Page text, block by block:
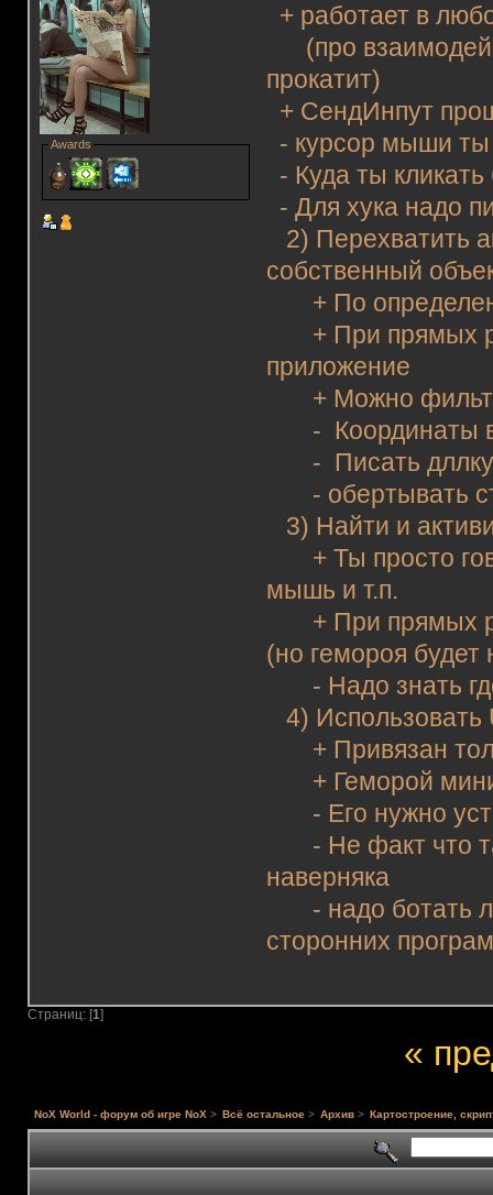
Awards
+ работает в
(про
прокатит)
+ СендИнпут
- курсор мыши ты
- Куда ты
- Для хука надо
2) Перехватить
собственный
+ По
+ При прямых
приложение
+ Можно
- Координаты
- Писать дллку,
- обертывать
3) Найти и
+ Ты просто
мышь и т.п.
+ При прямых
(но гемороя
- Надо знать
4) Использовать
+ Привязан
+ Геморой
- Его нужно
- Не факт что
наверняка
- надо ботать
сторонних
Страниц: [1]
«
NoX World - форум об игре NoX > Всё остальное > Архив > Картостроение,